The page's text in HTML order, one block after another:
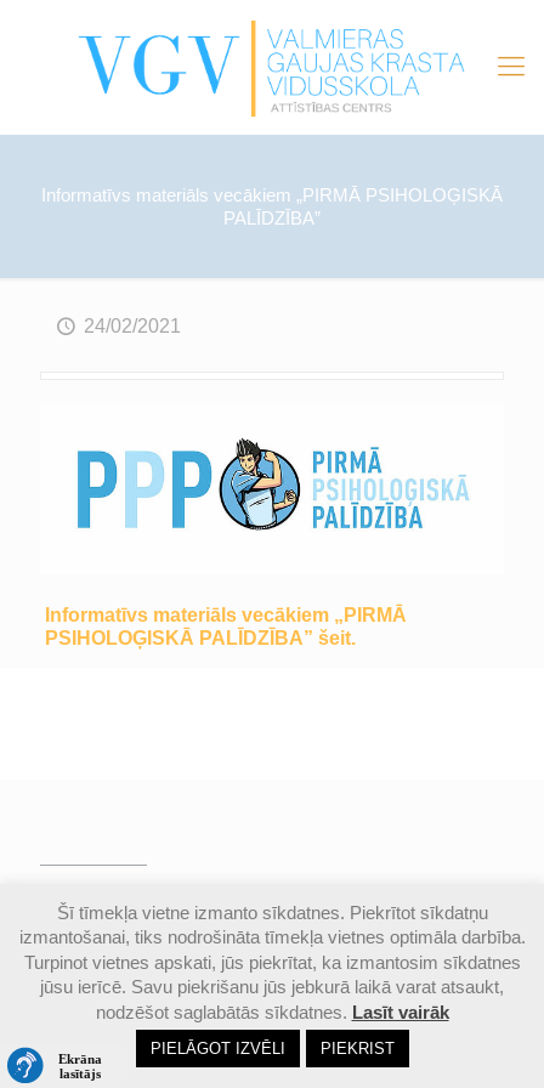
Informatīvs materiāls vecākiem „PIRMĀ PSIHOLOĢISKĀ
PALĪDZĪBA”
24/02/2021
Informatīvs materiāls vecākiem „PIRMĀ
PSIHOLOĢISKĀ PALĪDZĪBA” šeit.
© Valmieras Gaujas krasta vidusskola | Visas
autortiesības aizsargātas |Piekļūstamības
paziņojums
Šī tīmekļa vietne izmanto sīkdatnes. Piekrītot sīkdatņu
izmantošanai, tiks nodrošināta tīmekļa vietnes optimāla darbība.
Turpinot vietnes apskati, jūs piekrītat, ka izmantosim sīkdatnes
jūsu ierīcē. Savu piekrišanu jūs jebkurā laikā varat atsaukt,
nodzēšot saglabātās sīkdatnes. Lasīt vairāk
PIELĀGOT IZVĒLI PIEKRIST
Email Google